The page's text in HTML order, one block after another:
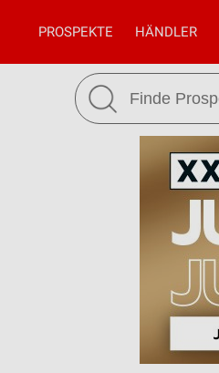
PROSPEKTE HÄNDLER